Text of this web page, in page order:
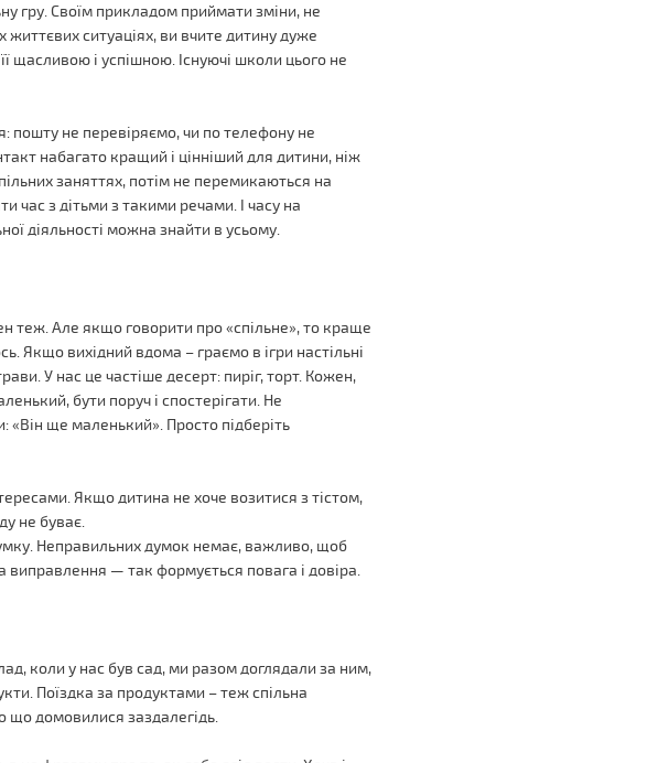
гру. Своїм прикладом приймати зміни, не
ситуаціях, ви вчите дитину дуже
щасливою і успішною. Існуючі школи цього не
пошту не перевіряємо, чи по телефону не
набагато кращий і цінніший для дитини, ніж
заняттях, потім не перемикаються на
час з дітьми з такими речами. І часу на
діяльності можна знайти в усьому.
теж. Але якщо говорити про «спільне», то краще
Якщо вихідний вдома – граємо в ігри настільні
У нас це частіше десерт: пиріг, торт. Кожен,
бути поруч і спостерігати. Не
«Він ще маленький». Просто підберіть
Якщо дитина не хоче возитися з тістом,
не буває.
Неправильних думок немає, важливо, щоб
виправлення — так формується повага і довіра.
коли у нас був сад, ми разом доглядали за ним,
Поїздка за продуктами – теж спільна
що домовилися заздалегідь.